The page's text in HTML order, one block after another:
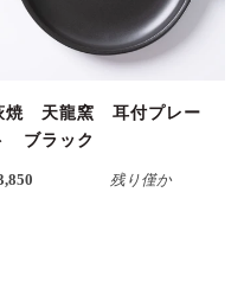
焼 天龍窯 耳付プレー
ブラック
残り僅か